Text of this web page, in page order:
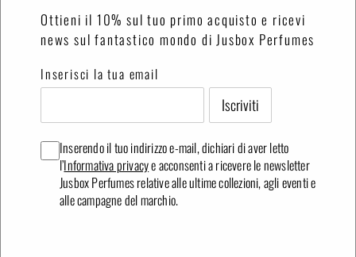
La mia lista dei desideri
CONDIVIDI LA LISTA
Non ci sono prodotti nella lista dei desideri
Ottieni il 10% sul tuo primo acquisto e ricevi
news sul fantastico mondo di Jusbox Perfumes
Inserisci la tua email
Inserendo il tuo indirizzo e-mail, dichiari di aver letto
l’Informativa privacye acconsenti a ricevere le newsletter
Jusbox Perfumes relative alle ultime collezioni, agli eventi e
alle campagne del marchio.